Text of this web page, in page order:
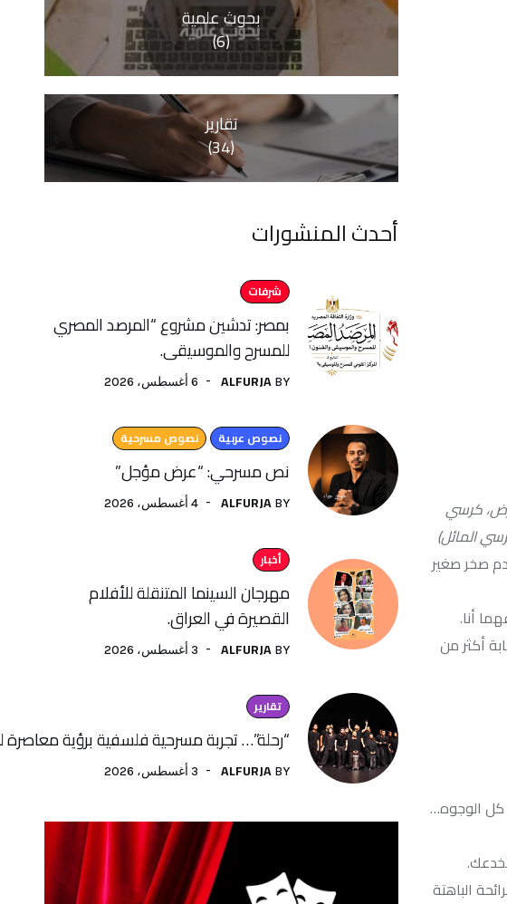
بحوث علمية
(6)
تقارير
(34)
أحدث المنشورات
شرفات
بمصر: تدشين مشروع “المرصد المصري
للمسرح والموسيقى.
ALFURJA 6 أغسطس، 2026
نصوص عربية نصوص مسرحية
نص مسرحي: “عرض مؤجل”
BY
ALFURJA 4 أغسطس، 2026
أخبار
مهرجان السينما المتنقلة للأفلام
القصيرة في العراق.
BY
ALFURJA 3 أغسطس، 2026
“رحلة”… تجربة مسرحية فلسفية برؤية معاصرة لفنون الأداء
BY
ALFURJA 3 أغسطس، 2026